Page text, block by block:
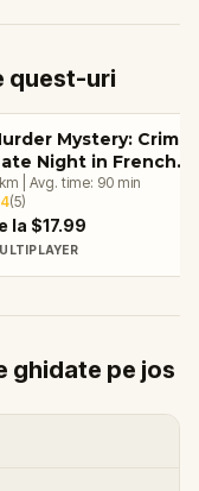
quest-uri
Mystery: Crime
Night in French
Charleston
km Avg. time: 90 min
4(5)
la $17.99
ghidate pe jos